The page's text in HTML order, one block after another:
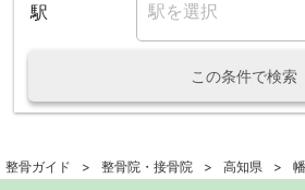
駅
この条件で検索
整骨ガイド 整骨院・接骨院 高知県